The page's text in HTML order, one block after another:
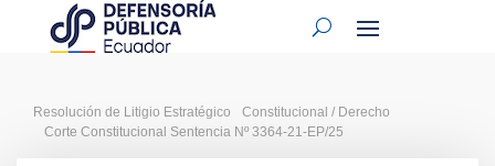
Resolución de Litigio Estratégico
Constitucional / Derecho
Corte Constitucional Sentencia Nº 3364-21-EP/25